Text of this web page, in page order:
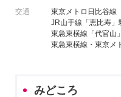
交通
東京メトロ日比谷線
JR山手線「恵比寿」
東急東横線「代官山
東急東横線・東京メ
みどころ